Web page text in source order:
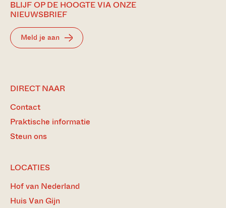
BLIJF OP DE HOOGTE VIA ONZE
NIEUWSBRIEF
Meld je aan
DIRECT NAAR
Contact
Praktische informatie
Steun ons
LOCATIES
Hof van Nederland
Huis Van Gijn